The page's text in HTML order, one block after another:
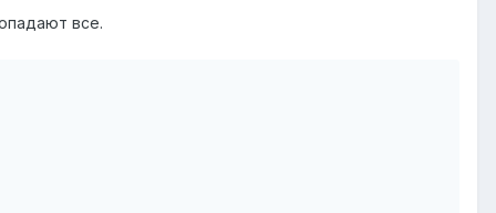
все.